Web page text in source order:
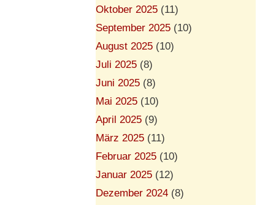
Oktober 2025 (11)
September 2025 (10)
August 2025 (10)
Juli 2025 (8)
Juni 2025 (8)
Mai 2025 (10)
April 2025 (9)
März 2025 (11)
Februar 2025 (10)
Januar 2025 (12)
Dezember 2024 (8)